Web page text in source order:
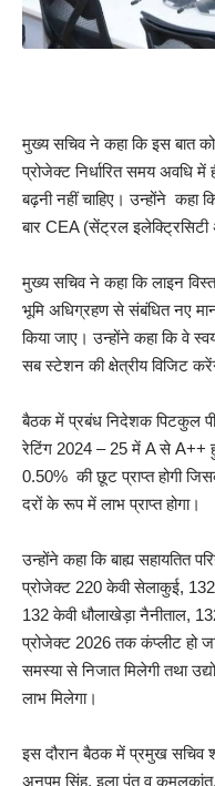
मुख्य सचिव ने कहा कि इस बात
प्रोजेक्ट निर्धारित समय अवधि में
बढ़नी नहीं चाहिए। उन्होंने कहा
बार CEA (सेंट्रल इलेक्ट्रिसिटी
मुख्य सचिव ने कहा कि लाइन
भूमि अधिग्रहण से संबंधित नए
किया जाए। उन्होंने कहा कि वे
सब स्टेशन की क्षेत्रीय विजिट
बैठक में प्रबंध निदेशक पिटकुल
रेटिंग 2024 – 25 में A से A++
0.50% की छूट प्राप्त होगी
दरों के रूप में लाभ प्राप्त होगा।
उन्होंने कहा कि बाह्य सहायतित
प्रोजेक्ट 220 केवी सेलाकुई, 132
132 केवी धौलाखेड़ा नैनीताल,
प्रोजेक्ट 2026 तक कंप्लीट हो
समस्या से निजात मिलेगी तथा
लाभ मिलेगा।
इस दौरान बैठक में प्रमुख सचिव
अनुपम सिंह, इला पंत व कमलकांत,